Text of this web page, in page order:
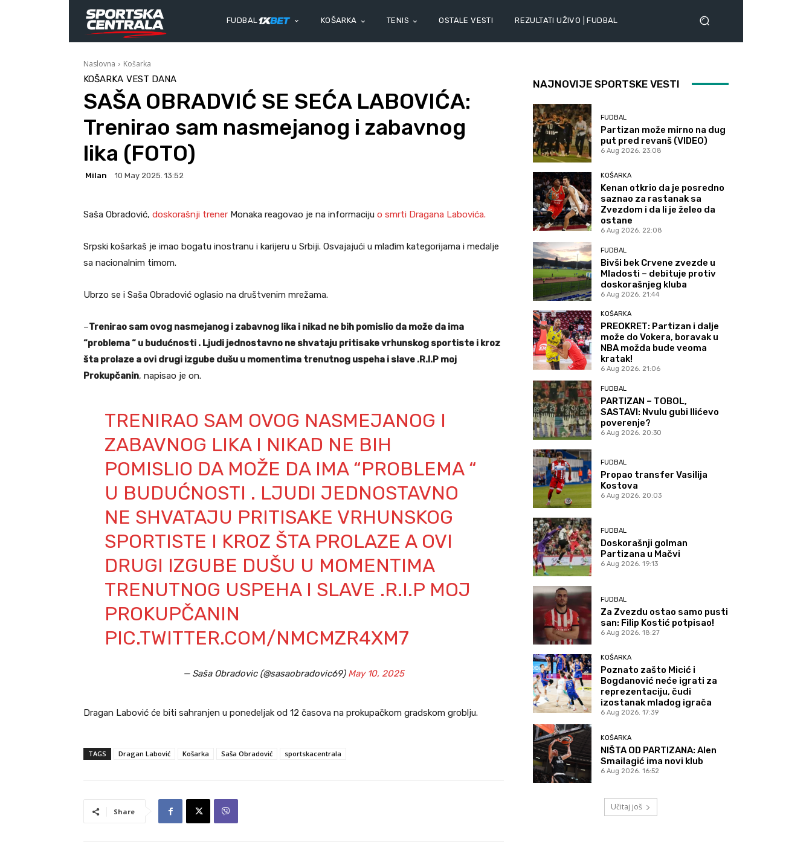
FUDBAL KOŠARKA TENIS OSTALE VESTI REZULTATI UŽIVO | FUDBAL
Naslovna Košarka
KOŠARKA VEST DANA
SAŠA OBRADVIĆ SE SEĆA LABOVIĆA:
Trenirao sam nasmejanog i zabavnog
lika (FOTO)
Milan 10 May 2025. 13:52
Saša Obradović, doskorašnji trener Monaka reagovao je na informaciju o smrti Dragana Labovića.
Srpski košarkaš je imao bogatu inostranu i karijeru u Srbiji. Osvajajući u mlađim kategorijama i medalje
sa nacionalnim timom.
Ubrzo se i Saša Obradović oglasio na društvenim mrežama.
–Trenirao sam ovog nasmejanog i zabavnog lika i nikad ne bih pomislio da može da ima
“problema “ u budućnosti . Ljudi jednostavno ne shvataju pritisake vrhunskog sportiste i kroz
šta prolaze a ovi drugi izgube dušu u momentima trenutnog uspeha i slave .R.I.P moj
Prokupčanin, napisao je on.
TRENIRAO SAM OVOG NASMEJANOG I
ZABAVNOG LIKA I NIKAD NE BIH
POMISLIO DA MOŽE DA IMA “PROBLEMA “
U BUDUĆNOSTI . LJUDI JEDNOSTAVNO
NE SHVATAJU PRITISAKE VRHUNSKOG
SPORTISTE I KROZ ŠTA PROLAZE A OVI
DRUGI IZGUBE DUŠU U MOMENTIMA
TRENUTNOG USPEHA I SLAVE .R.I.P MOJ
PROKUPČANIN
PIC.TWITTER.COM/NMCMZR4XM7
— Saša Obradovic (@sasaobradovic69) May 10, 2025
Dragan Labović će biti sahranjen u ponedeljak od 12 časova na prokupačkom gradskom groblju.
TAGS Dragan Labović Košarka Saša Obradović sportskacentrala
Share
NAJNOVIJE SPORTSKE VESTI
FUDBAL
Partizan može mirno na dug
put pred revanš (VIDEO)
6 Aug 2026. 23:08
KOŠARKA
Kenan otkrio da je posredno
saznao za rastanak sa
Zvezdom i da li je želeo da
ostane
6 Aug 2026. 22:08
FUDBAL
Bivši bek Crvene zvezde u
Mladosti – debituje protiv
doskorašnjeg kluba
6 Aug 2026. 21:44
KOŠARKA
PREOKRET: Partizan i dalje
može do Vokera, boravak u
NBA možda bude veoma
kratak!
6 Aug 2026. 21:06
FUDBAL
PARTIZAN – TOBOL,
SASTAVI: Nvulu gubi Ilićevo
poverenje?
6 Aug 2026. 20:30
FUDBAL
Propao transfer Vasilija
Kostova
6 Aug 2026. 20:03
FUDBAL
Doskorašnji golman
Partizana u Mačvi
6 Aug 2026. 19:13
FUDBAL
Za Zvezdu ostao samo pusti
san: Filip Kostić potpisao!
6 Aug 2026. 18:27
KOŠARKA
Poznato zašto Micić i
Bogdanović neće igrati za
reprezentaciju, čudi
izostanak mladog igrača
6 Aug 2026. 17:39
KOŠARKA
NIŠTA OD PARTIZANA: Alen
Smailagić ima novi klub
6 Aug 2026. 16:52
Učitaj još